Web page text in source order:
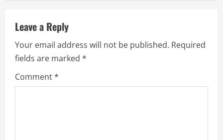
v
i
g
a
Leave a Reply
Your email address will not be published. Required
fields are marked *
Comment*